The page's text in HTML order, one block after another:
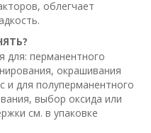
облегчает
для: перманентного
окрашивания
и для полуперманентного
выбор оксида или
см. в упаковке